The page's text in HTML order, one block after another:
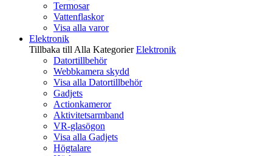
Termosar
Vattenflaskor
Visa alla varor
Elektronik
Tillbaka till Alla Kategorier Elektronik
Datortillbehör
Webbkamera skydd
Visa alla Datortillbehör
Gadjets
Actionkameror
Aktivitetsarmband
VR-glasögon
Visa alla Gadjets
Högtalare